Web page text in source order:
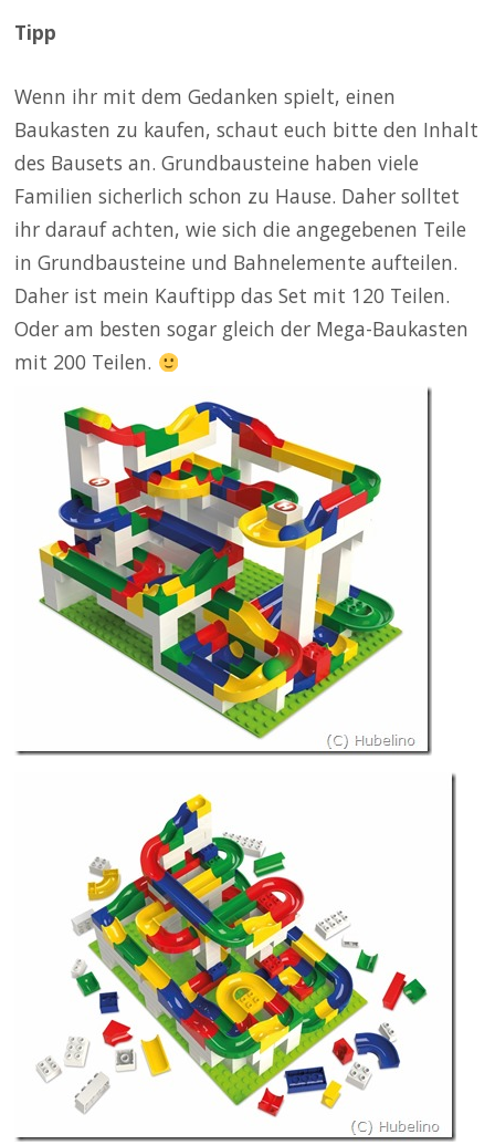
Tipp
Wenn ihr mit dem Gedanken spielt, einen
Baukasten zu kaufen, schaut euch bitte den Inhalt
des Bausets an. Grundbausteine haben viele
Familien sicherlich schon zu Hause. Daher solltet
ihr darauf achten, wie sich die angegebenen Teile
in Grundbausteine und Bahnelemente aufteilen.
Daher ist mein Kauftipp das Set mit 120 Teilen.
Oder am besten sogar gleich der Mega-Baukasten
mit 200 Teilen.